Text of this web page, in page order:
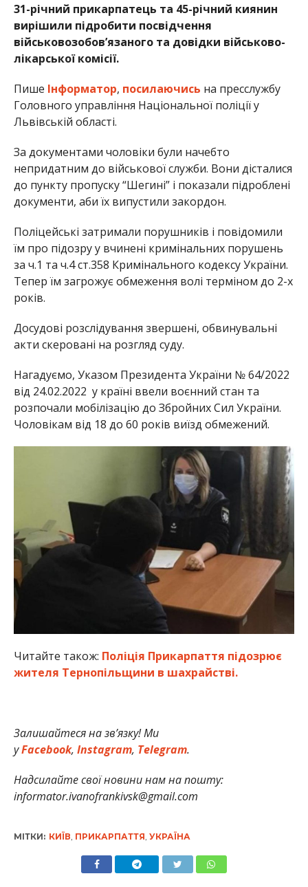
31-річний прикарпатець та 45-річний киянин
вирішили підробити посвідчення
військовозобов’язаного та довідки військово-
лікарської комісії.
Пише Інформатор, посилаючись на пресслужбу
Головного управління Національної поліції у
Львівській області.
За документами чоловіки були начебто
непридатним до військової служби. Вони дісталися
до пункту пропуску “Шегині” і показали підроблені
документи, аби їх випустили закордон.
Поліцейські затримали порушників і повідомили
їм про підозру у вчинені кримінальних порушень
за ч.1 та ч.4 ст.358 Кримінального кодексу України.
Тепер їм загрожує обмеження волі терміном до 2-х
років.
Досудові розслідування звершені, обвинувальні
акти скеровані на розгляд суду.
Нагадуємо, Указом Президента України № 64/2022
від 24.02.2022 у країні ввели воєнний стан та
розпочали мобілізацію до Збройних Сил України.
Чоловікам від 18 до 60 років виїзд обмежений.
Читайте також: Поліція Прикарпаття підозрює
жителя Тернопільщини в шахрайстві.
Залишайтеся на зв’язку! Ми
уFacebook, Instagram, Telegram.
Надсилайте свої новини нам на пошту:
informator.ivanofrankivsk@gmail.com
МІТКИ: КИЇВ ПРИКАРПАТТЯ УКРАЇНА